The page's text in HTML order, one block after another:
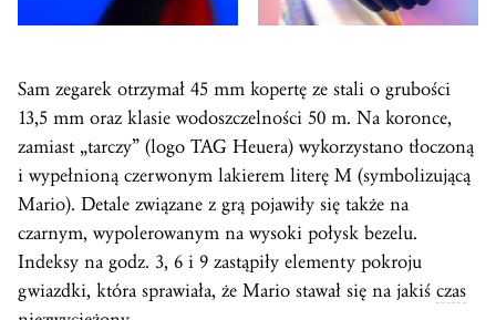
Sam zegarek otrzymał 45 mm kopertę ze stali o grubości
13,5 mm oraz klasie wodoszczelności 50 m. Na koronce,
zamiast „tarczy” (logo TAG Heuera) wykorzystano tłoczoną
i wypełnioną czerwonym lakierem literę M (symbolizującą
Mario). Detale związane z grą pojawiły się także na
czarnym, wypolerowanym na wysoki połysk bezelu.
Indeksy na godz. 3, 6 i 9 zastąpiły elementy pokroju
gwiazdki, która sprawiała, że Mario stawał się na jakiś czas